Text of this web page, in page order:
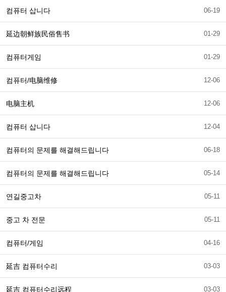
컴퓨터 삽니다 06-19
延边朝鲜族民俗售书 01-29
컴퓨터게임 01-29
컴퓨터/电脑维修 12-06
电脑主机 12-06
컴퓨터 삽니다 12-04
컴퓨터의 문제를 해결해드립니다 06-18
컴퓨터의 문제를 해결해드립니다 05-14
연길중고차 05-11
중고 차 전문 05-11
컴퓨터/게임 04-16
延吉 컴퓨터수리 03-03
延吉 컴퓨터수리远程 03-03